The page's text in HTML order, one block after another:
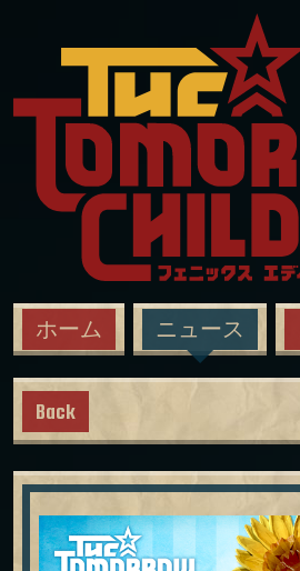
ホーム ニュース
Back